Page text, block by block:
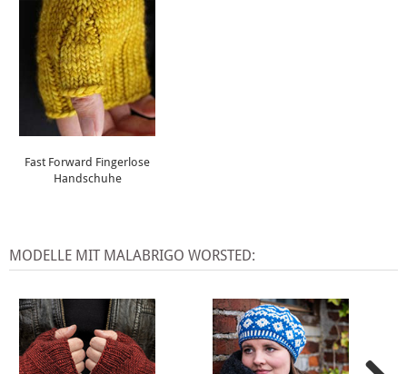
Fast Forward Fingerlose
Handschuhe
MODELLE MIT MALABRIGO WORSTED: